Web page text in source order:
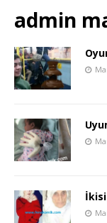
admin